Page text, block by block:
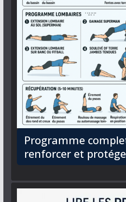
Programme
renforcer et